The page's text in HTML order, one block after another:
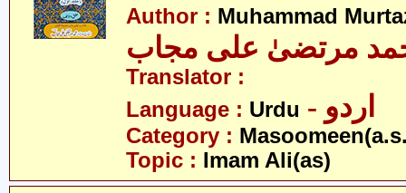
Author : Muhammad
مرتضیٰ علی مجاب
Translator :
Language : Urdu - اردو
Category :
Topic : Imam Ali(as)